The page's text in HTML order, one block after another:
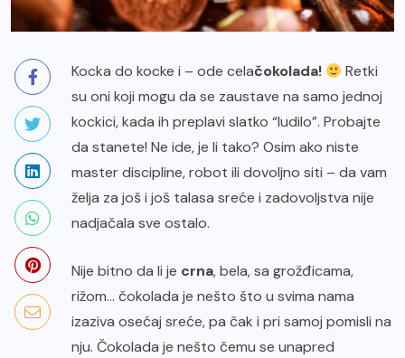
Kocka do kocke i – ode celačokolada!
Retki
su oni koji mogu da se zaustave na samo jednoj
kockici, kada ih preplavi slatko “ludilo”. Probajte
da stanete! Ne ide, je li tako? Osim ako niste
master discipline, robot ili dovoljno siti – da vam
želja za još i još talasa sreće i zadovoljstva nije
nadjačala sve ostalo.
Nije bitno da li je crna, bela, sa grožđicama,
rižom… čokolada je nešto što u svima nama
izaziva osećaj sreće, pa čak i pri samoj pomisli na
nju. Čokolada je nešto čemu se unapred